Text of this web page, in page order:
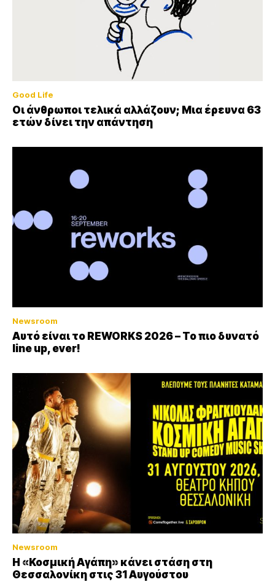
Good Life
Οι άνθρωποι τελικά αλλάζουν; Μια έρευνα 63
ετών δίνει την απάντηση
Newsroom
Αυτό είναι το REWORKS 2026 – Το πιο δυνατό
line up, ever!
Newsroom
Η «Κοσμική Αγάπη» κάνει στάση στη
Θεσσαλονίκη στις 31 Αυγούστου